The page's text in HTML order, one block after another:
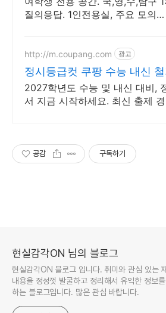
질의응답. 1인전용실, 주요 모의고
http://m.coupang.com 광고
정시등급컷 쿠팡 수능 내신
2027학년도 수능 및 내신 대비,
서 지금 시작하세요. 최신 출제
공감 구독하기
현실감각ON 님의 블로그
현실감각ON 블로그 입니다. 취미와 관심 있는
내용을 정성껏 발굴하고 정리해서 유익한 정보
하는 블로그입니다. 많은 관심 바랍니다.